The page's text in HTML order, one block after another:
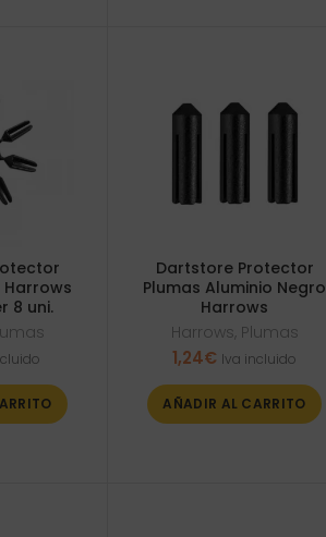
Harrows
8 uni.
Dartstore Protector
Plumas Aluminio Negro
Harrows
Harrows, Plumas
1,24€ Iva incluido
AÑADIR AL CARRITO